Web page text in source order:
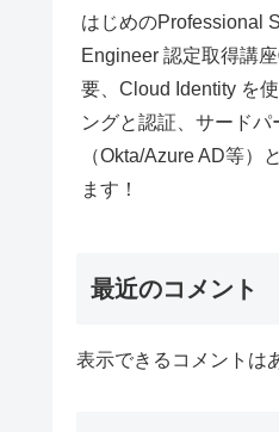
はじめのProfessional
Engineer 認定取得講
要、Cloud Identity を
ングと認証、サード
（Okta/Azure AD等）
ます！
最近のコメント
表示できるコメントは